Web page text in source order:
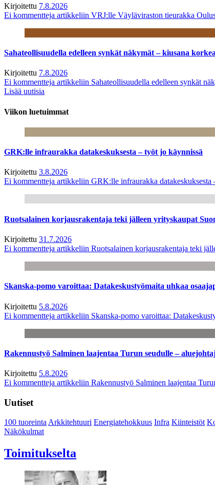
Kirjoitettu 7.8.2026
Ei kommentteja artikkeliin VRJ:lle Väyläviraston tieurakka
Sahateollisuudella edelleen synkät näkymät – kiusana
Kirjoitettu 7.8.2026
Ei kommentteja artikkeliin Sahateollisuudella edelleen synkät
Lisää uutisia
Viikon luetuimmat
GRK:lle infraurakka datakeskuksesta – työt jo käynnissä
Kirjoitettu 3.8.2026
Ei kommentteja artikkeliin GRK:lle infraurakka datakeskuksesta
Ruotsalainen korjausrakentaja teki jälleen yrityskaupat
Kirjoitettu 31.7.2026
Ei kommentteja artikkeliin Ruotsalainen korjausrakentaja teki
Skanska-pomo varoittaa: Datakeskustyömaita uhkaa
Kirjoitettu 5.8.2026
Ei kommentteja artikkeliin Skanska-pomo varoittaa:
Rakennustyö Salminen laajentaa Turun seudulle –
Kirjoitettu 5.8.2026
Ei kommentteja artikkeliin Rakennustyö Salminen laajentaa
Uutiset
100 tuoreintaArkkitehtuuri Energiatehokkuus Infra Kiinteistöt
Näkökulmat
Toimitukselta